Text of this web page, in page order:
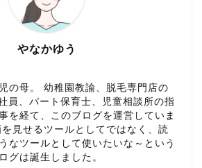
やなかゆう
の母。 幼稚園教諭、脱毛専門店の
員、パート保育士、児童相談所の指
を経て、このブログを運営していま
見せるツールとしてではなく、読
なツールとして使いたいな～という
グは誕生しました。